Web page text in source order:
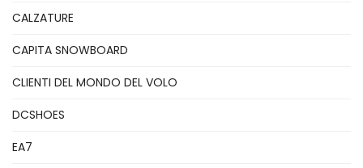
CALZATURE
CAPITA SNOWBOARD
CLIENTI DEL MONDO DEL VOLO
DCSHOES
EA7